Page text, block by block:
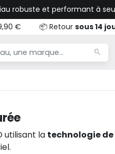
robuste et performant à
€ 📦 Retour sous 14
utilisant la technologie